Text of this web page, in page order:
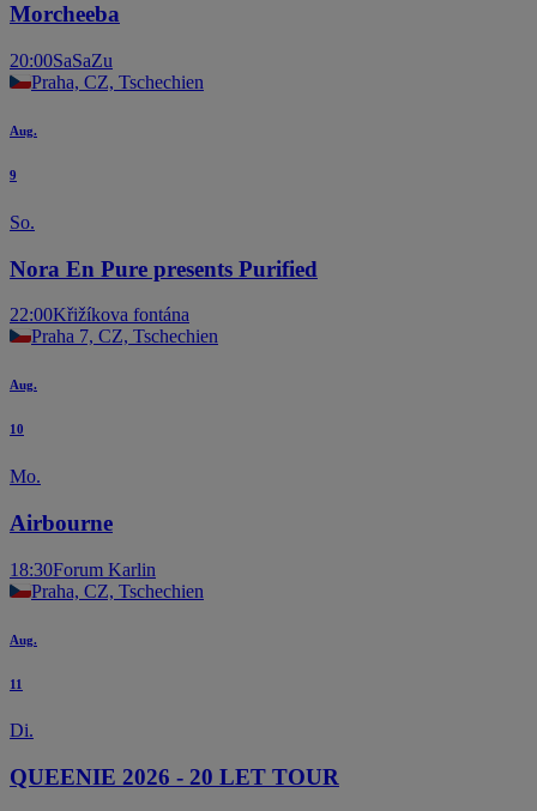
Morcheeba
20:00SaSaZu
Praha, CZ, Tschechien
Aug.
9
So.
Nora En Pure presents Purified
22:00Křižíkova fontána
Praha 7, CZ, Tschechien
Aug.
10
Mo.
Airbourne
18:30Forum Karlin
Praha, CZ, Tschechien
Aug.
11
Di.
QUEENIE 2026 - 20 LET TOUR